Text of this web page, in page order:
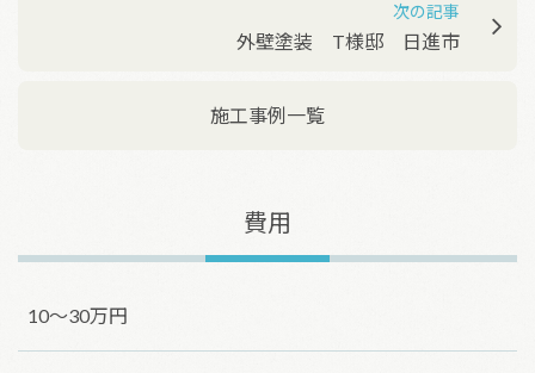
次の記事
外壁塗装 T様邸 日進市
施工事例一覧
費用
10～30万円